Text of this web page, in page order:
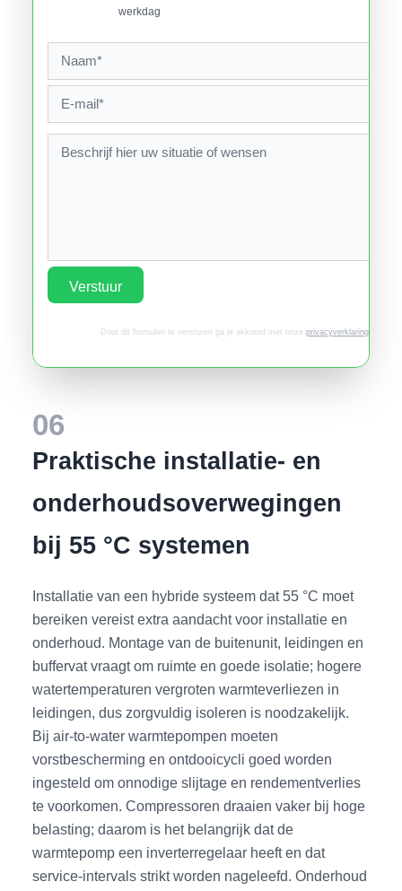
werkdag
Verstuur
Door dit formulier te versturen ga je akkoord met onze privacyverklaring.
06
Praktische installatie- en
onderhoudsoverwegingen
bij 55 °C systemen
Installatie van een hybride systeem dat 55 °C moet
bereiken vereist extra aandacht voor installatie en
onderhoud. Montage van de buitenunit, leidingen en
buffervat vraagt om ruimte en goede isolatie; hogere
watertemperaturen vergroten warmteverliezen in
leidingen, dus zorgvuldig isoleren is noodzakelijk.
Bij air-to-water warmtepompen moeten
vorstbescherming en ontdooicycli goed worden
ingesteld om onnodige slijtage en rendementverlies
te voorkomen. Compressoren draaien vaker bij hoge
belasting; daarom is het belangrijk dat de
warmtepomp een inverterregelaar heeft en dat
service-intervals strikt worden nageleefd. Onderhoud